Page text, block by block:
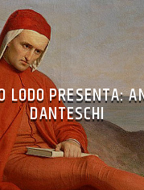
LODO PRESENTA:
DANTESCHI